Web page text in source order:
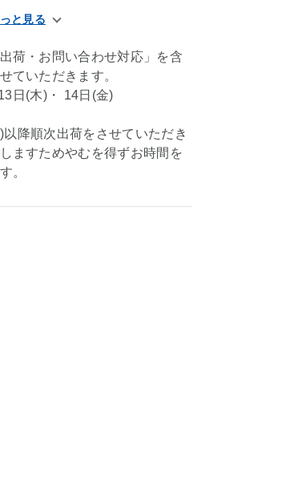
荷・お問い合わせ対応」を含
ていただきます。
日(木)・ 14日(金)
降順次出荷をさせていただき
ますためやむを得ずお時間を
。